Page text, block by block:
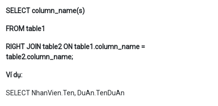
SELECT column_name(s)
FROM table1
RIGHT JOIN table2 ON table1.column_name =
table2.column_name;
Ví dụ:
SELECT NhanVien.Ten, DuAn.TenDuAn